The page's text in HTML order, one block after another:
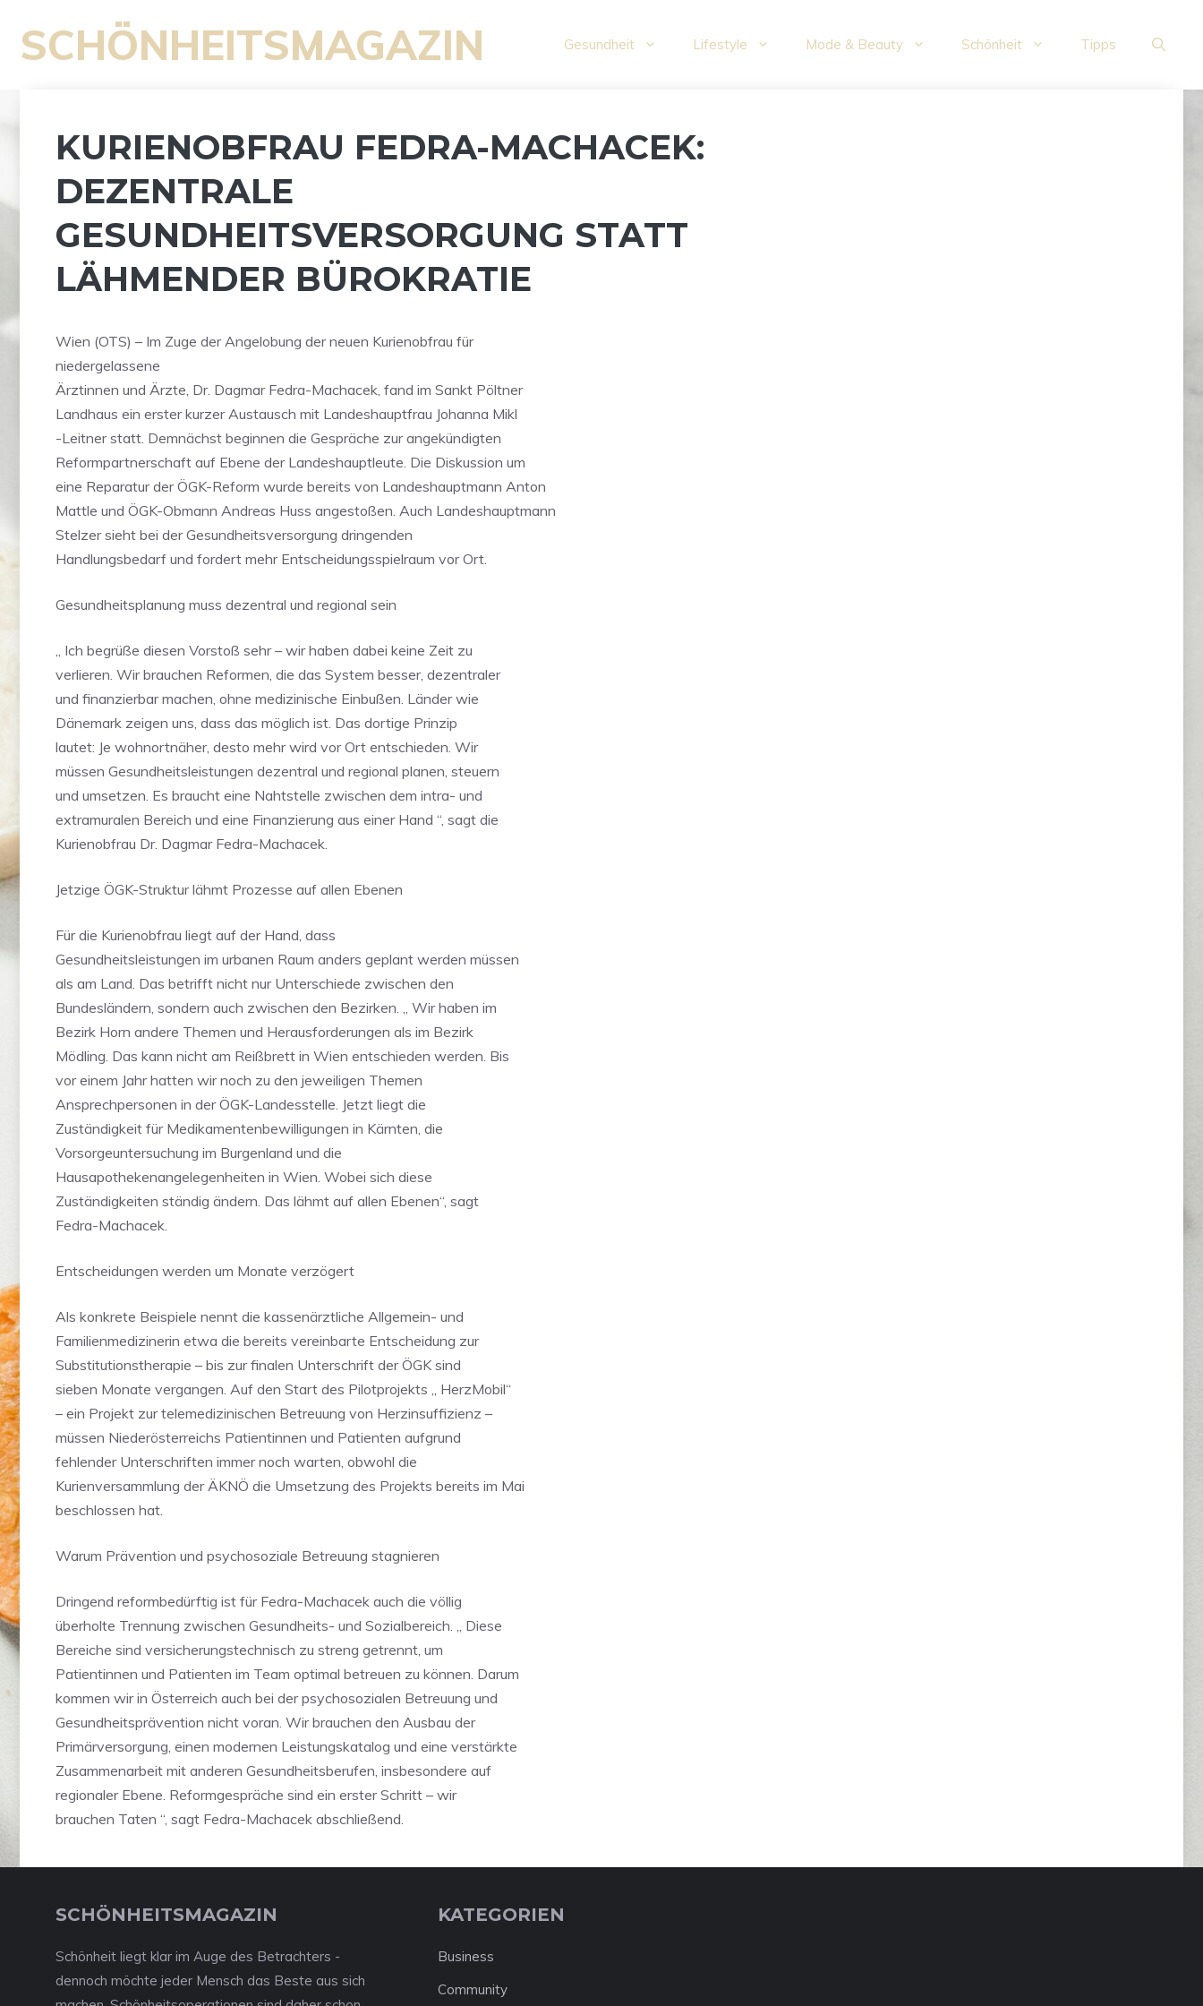
Inhalt
springen
SCHÖNHEITSMAGAZIN Gesundheit Lifestyle Mode & Beauty Schönheit Tipps
KURIENOBFRAU FEDRA-MACHACEK:
DEZENTRALE
GESUNDHEITSVERSORGUNG STATT
LÄHMENDER BÜROKRATIE
Wien (OTS) – Im Zuge der Angelobung der neuen Kurienobfrau für
niedergelassene
Ärztinnen und Ärzte, Dr. Dagmar Fedra-Machacek, fand im Sankt Pöltner
Landhaus ein erster kurzer Austausch mit Landeshauptfrau Johanna Mikl
-Leitner statt. Demnächst beginnen die Gespräche zur angekündigten
Reformpartnerschaft auf Ebene der Landeshauptleute. Die Diskussion um
eine Reparatur der ÖGK-Reform wurde bereits von Landeshauptmann Anton
Mattle und ÖGK-Obmann Andreas Huss angestoßen. Auch Landeshauptmann
Stelzer sieht bei der Gesundheitsversorgung dringenden
Handlungsbedarf und fordert mehr Entscheidungsspielraum vor Ort.
Gesundheitsplanung muss dezentral und regional sein
„ Ich begrüße diesen Vorstoß sehr – wir haben dabei keine Zeit zu
verlieren. Wir brauchen Reformen, die das System besser, dezentraler
und finanzierbar machen, ohne medizinische Einbußen. Länder wie
Dänemark zeigen uns, dass das möglich ist. Das dortige Prinzip
lautet: Je wohnortnäher, desto mehr wird vor Ort entschieden. Wir
müssen Gesundheitsleistungen dezentral und regional planen, steuern
und umsetzen. Es braucht eine Nahtstelle zwischen dem intra- und
extramuralen Bereich und eine Finanzierung aus einer Hand “, sagt die
Kurienobfrau Dr. Dagmar Fedra-Machacek.
Jetzige ÖGK-Struktur lähmt Prozesse auf allen Ebenen
Für die Kurienobfrau liegt auf der Hand, dass
Gesundheitsleistungen im urbanen Raum anders geplant werden müssen
als am Land. Das betrifft nicht nur Unterschiede zwischen den
Bundesländern, sondern auch zwischen den Bezirken. „ Wir haben im
Bezirk Horn andere Themen und Herausforderungen als im Bezirk
Mödling. Das kann nicht am Reißbrett in Wien entschieden werden. Bis
vor einem Jahr hatten wir noch zu den jeweiligen Themen
Ansprechpersonen in der ÖGK-Landesstelle. Jetzt liegt die
Zuständigkeit für Medikamentenbewilligungen in Kärnten, die
Vorsorgeuntersuchung im Burgenland und die
Hausapothekenangelegenheiten in Wien. Wobei sich diese
Zuständigkeiten ständig ändern. Das lähmt auf allen Ebenen“, sagt
Fedra-Machacek.
Entscheidungen werden um Monate verzögert
Als konkrete Beispiele nennt die kassenärztliche Allgemein- und
Familienmedizinerin etwa die bereits vereinbarte Entscheidung zur
Substitutionstherapie – bis zur finalen Unterschrift der ÖGK sind
sieben Monate vergangen. Auf den Start des Pilotprojekts „ HerzMobil“
– ein Projekt zur telemedizinischen Betreuung von Herzinsuffizienz –
müssen Niederösterreichs Patientinnen und Patienten aufgrund
fehlender Unterschriften immer noch warten, obwohl die
Kurienversammlung der ÄKNÖ die Umsetzung des Projekts bereits im Mai
beschlossen hat.
Warum Prävention und psychosoziale Betreuung stagnieren
Dringend reformbedürftig ist für Fedra-Machacek auch die völlig
überholte Trennung zwischen Gesundheits- und Sozialbereich. „ Diese
Bereiche sind versicherungstechnisch zu streng getrennt, um
Patientinnen und Patienten im Team optimal betreuen zu können. Darum
kommen wir in Österreich auch bei der psychosozialen Betreuung und
Gesundheitsprävention nicht voran. Wir brauchen den Ausbau der
Primärversorgung, einen modernen Leistungskatalog und eine verstärkte
Zusammenarbeit mit anderen Gesundheitsberufen, insbesondere auf
regionaler Ebene. Reformgespräche sind ein erster Schritt – wir
brauchen Taten “, sagt Fedra-Machacek abschließend.
SCHÖNHEITSMAGAZIN
Schönheit liegt klar im Auge des Betrachters -
dennoch möchte jeder Mensch das Beste aus sich
KATEGORIEN
Business
Community